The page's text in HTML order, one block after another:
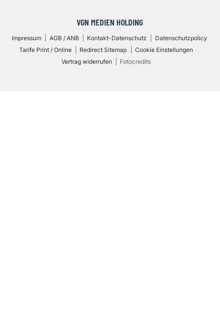
VGN MEDIEN HOLDING
Impressum AGB / ANB Kontakt-Datenschutz
Datenschutzpolicy
Tarife Print / Online
Redirect Sitemap
Cookie Einstellungen
Vertrag widerrufen
Fotocredits